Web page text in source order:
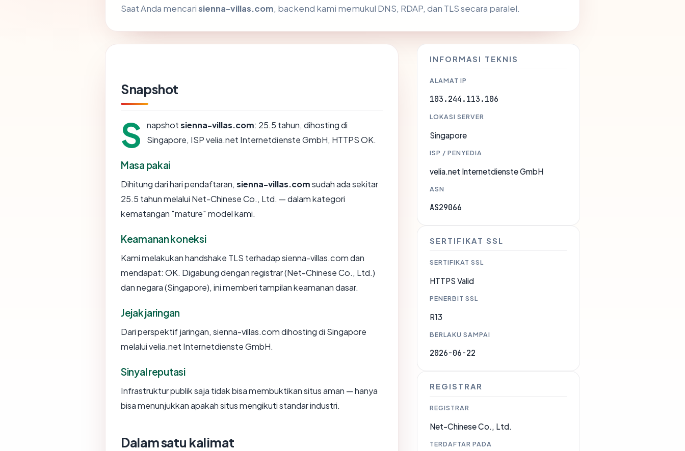
Saat Anda mencarisienna-villas.com, backend kami memukul DNS, RDAP, dan TLS secara paralel.
Snapshot
S napshotsienna-villas.com: 25.5 tahun, dihosting di
Singapore, ISP velia.net Internetdienste GmbH, HTTPS OK.
Masa pakai
Dihitung dari hari pendaftaran, sienna-villas.comsudah ada sekitar
25.5 tahun melalui Net-Chinese Co., Ltd. — dalam kategori
kematangan "mature" model kami.
Keamanan koneksi
Kami melakukan handshake TLS terhadap sienna-villas.com dan
mendapat: OK. Digabung dengan registrar (Net-Chinese Co., Ltd.)
dan negara (Singapore), ini memberi tampilan keamanan dasar.
Jejak jaringan
Dari perspektif jaringan, sienna-villas.com dihosting di Singapore
melalui velia.net Internetdienste GmbH.
Sinyal reputasi
Infrastruktur publik saja tidak bisa membuktikan situs aman — hanya
bisa menunjukkan apakah situs mengikuti standar industri.
Dalam satu kalimat
INFORMASI TEKNIS
ALAMAT IP
103.244.113.106
LOKASI SERVER
Singapore
ISP / PENYEDIA
velia.net Internetdienste GmbH
ASN
AS29066
SERTIFIKAT SSL
SERTIFIKAT SSL
HTTPS Valid
PENERBIT SSL
R13
BERLAKU SAMPAI
2026-06-22
REGISTRAR
REGISTRAR
Net-Chinese Co., Ltd.
TERDAFTAR PADA